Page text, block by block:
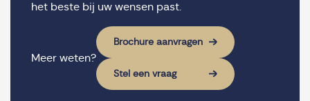
het beste bij uw wensen past.
Meer weten?
Brochure aanvragen
Stel een vraag